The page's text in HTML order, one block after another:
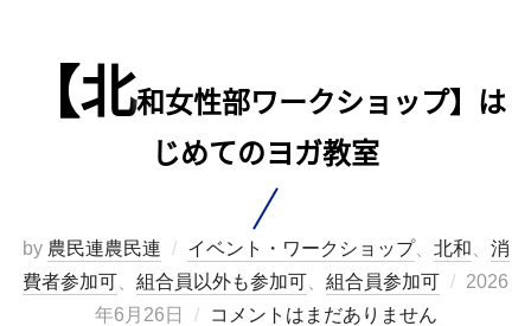
【北和女性部ワークショップ】は
じめてのヨガ教室
by 農民連農民連 イベント・ワークショップ、 北和
消
費者参加可
組合員以外も参加可 組合員参加可
投
2026
年6月26日
コメントはまだありません